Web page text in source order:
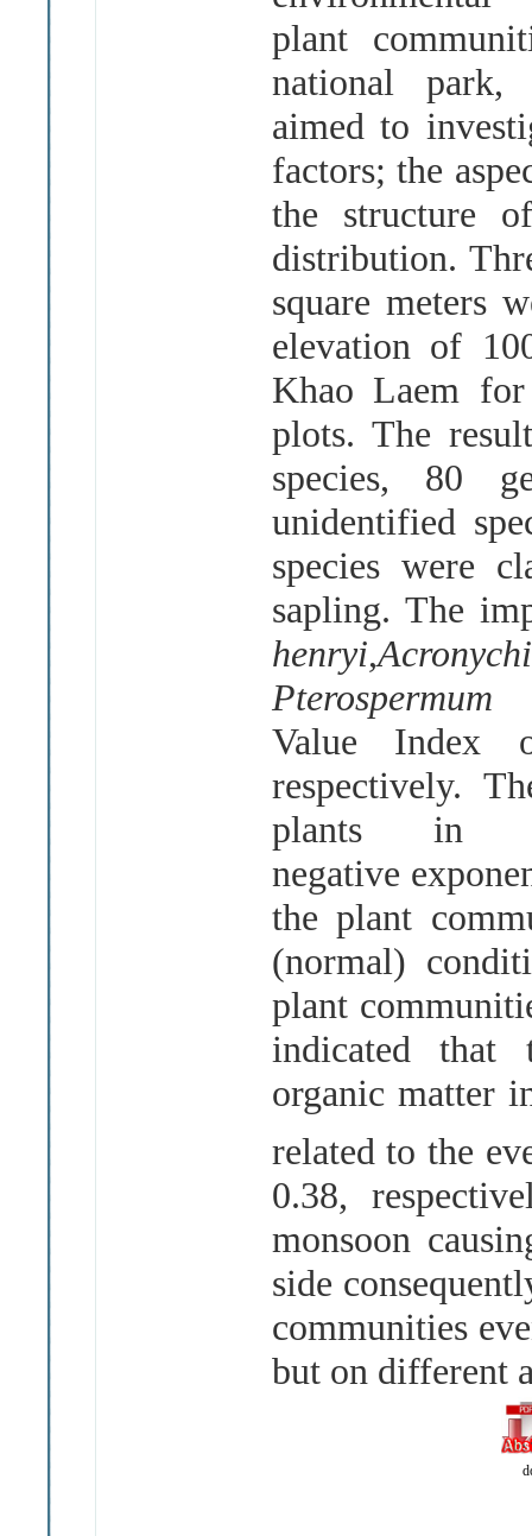
plant
national park,
aimed to
factors; the
the structure
distribution.
square meters
elevation of
Khao Laem
plots. The
species, 80
unidentified
species were
sapling. The
henryi,
Value Index
respectively.
plants in
negative
the plant
(normal)
plant
indicated that
organic matter
related to the
0.38,
monsoon
side
communities
but on different